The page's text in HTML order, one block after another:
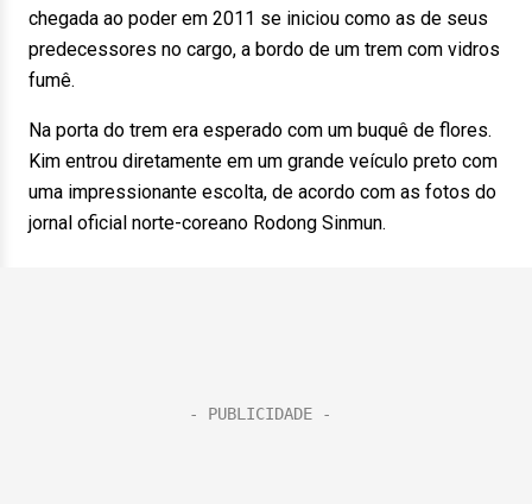
chegada ao poder em 2011 se iniciou como as de seus
predecessores no cargo, a bordo de um trem com vidros
fumê.
Na porta do trem era esperado com um buquê de flores.
Kim entrou diretamente em um grande veículo preto com
uma impressionante escolta, de acordo com as fotos do
jornal oficial norte-coreano Rodong Sinmun.